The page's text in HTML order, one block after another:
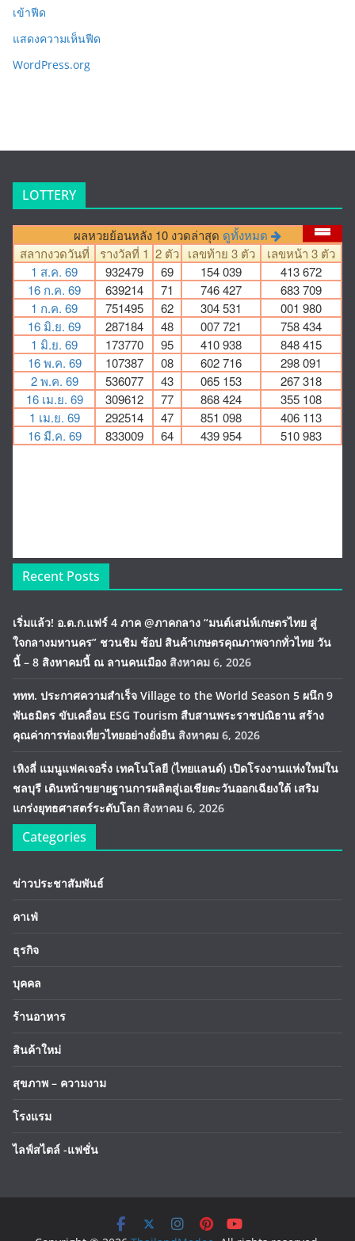
เข้าฟีด
แสดงความเห็นฟีด
WordPress.org
LOTTERY
Recent Posts
เริ่มแล้ว! อ.ต.ก.แฟร์ 4 ภาค @ภาคกลาง “มนต์เสน่ห์เกษตรไทย สู่
ใจกลางมหานคร” ชวนชิม ช้อป สินค้าเกษตรคุณภาพจากทั่วไทย วัน
นี้ – 8 สิงหาคมนี้ ณ ลานคนเมือง สิงหาคม 6, 2026
ททท. ประกาศความสำเร็จ Village to the World Season 5 ผนึก 9
พันธมิตร ขับเคลื่อน ESG Tourism สืบสานพระราชปณิธาน สร้าง
คุณค่าการท่องเที่ยวไทยอย่างยั่งยืน สิงหาคม 6, 2026
เหิงลี่ แมนูแฟคเจอริ่ง เทคโนโลยี (ไทยแลนด์) เปิดโรงงานแห่งใหม่ใน
ชลบุรี เดินหน้าขยายฐานการผลิตสู่เอเชียตะวันออกเฉียงใต้ เสริม
แกร่งยุทธศาสตร์ระดับโลก สิงหาคม 6, 2026
Categories
ข่าวประชาสัมพันธ์
คาเฟ่
ธุรกิจ
บุคคล
ร้านอาหาร
สินค้าใหม่
สุขภาพ – ความงาม
โรงแรม
ไลฟ์สไตล์ -แฟชั่น